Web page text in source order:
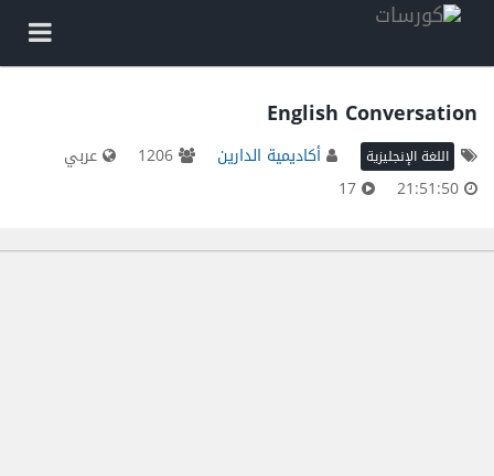
English Conversation
اللغة الإنجليزية أكاديمية الدارين
عربي